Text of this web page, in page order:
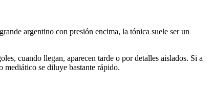
argentino con presión encima, la tónica suele ser un
cuando llegan, aparecen tarde o por detalles aislados. Si a
mediático se diluye bastante rápido.